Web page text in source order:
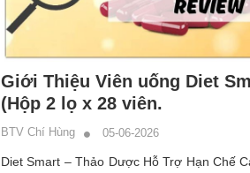
Giới Thiệu Viên uống Diet
(Hộp 2 lọ x 28 viên.
BTV Chí Hùng 05-06-2026
Diet Smart – Thảo Dược Hỗ Trợ Hạn Chế